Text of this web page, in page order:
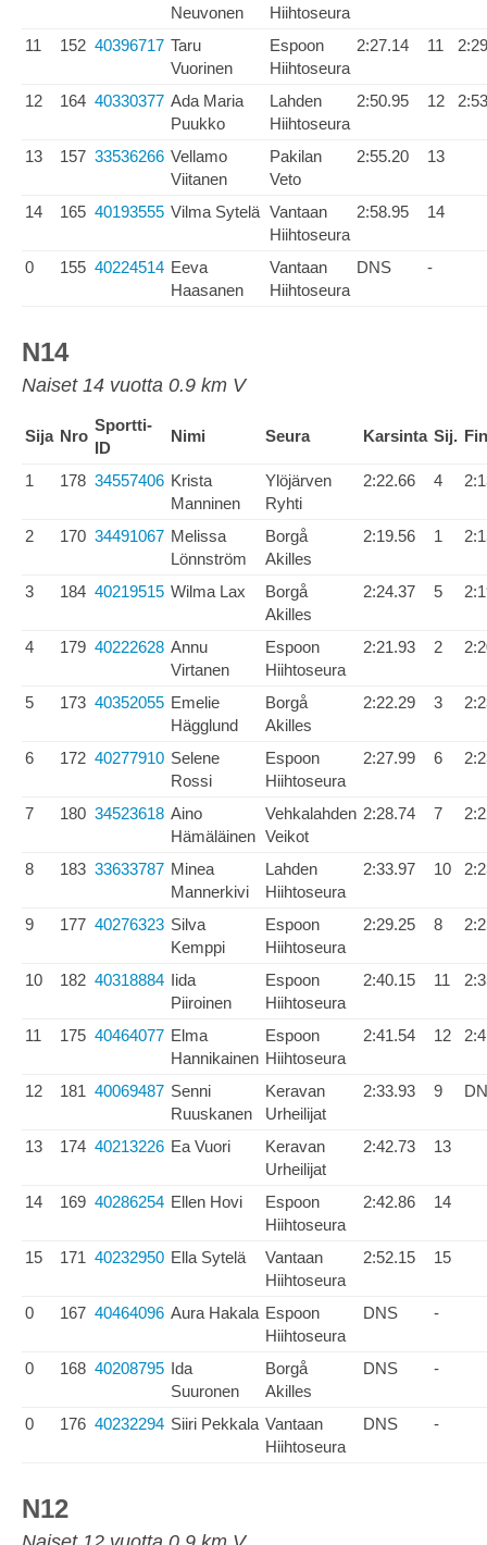
Neuvonen
Hiihtoseura
11 152 40396717 Taru
Vuorinen
Espoon
Hiihtoseura
2:27.14 11
12 164 40330377 Ada Maria
Puukko
Lahden
Hiihtoseura
2:50.95 12
13 157 33536266 Vellamo
Viitanen
Pakilan
Veto
2:55.20 13
14 165 40193555 Vilma Sytelä Vantaan
Hiihtoseura
2:58.95 14
0 155 40224514 Eeva
Haasanen
Vantaan
Hiihtoseura
DNS -
N14
Naiset 14 vuotta 0.9 km V
Sija Nro
Sportti-
ID
Nimi Seura Karsinta Sij.
1 178 34557406 Krista
Manninen
Ylöjärven
Ryhti
2:22.66 4
2 170 34491067 Melissa
Lönnström
Borgå
Akilles
2:19.56 1
3 184 40219515 Wilma Lax
Borgå
Akilles
2:24.37 5
4 179 40222628 Annu
Virtanen
Espoon
Hiihtoseura
2:21.93 2
5 173 40352055 Emelie
Hägglund
Borgå
Akilles
2:22.29 3
6 172 40277910 Selene
Rossi
Espoon
Hiihtoseura
2:27.99 6
7 180 34523618 Aino
Hämäläinen
Vehkalahden
Veikot
2:28.74 7
8 183 33633787 Minea
Mannerkivi
Lahden
Hiihtoseura
2:33.97 10
9 177 40276323 Silva
Kemppi
Espoon
Hiihtoseura
2:29.25 8
10 182 40318884 Iida
Piiroinen
Espoon
Hiihtoseura
2:40.15 11
11 175 40464077 Elma
Hannikainen
Espoon
Hiihtoseura
2:41.54 12
12 181 40069487 Senni
Ruuskanen
Keravan
Urheilijat
2:33.93 9
13 174 40213226 Ea Vuori
Keravan
Urheilijat
2:42.73 13
14 169 40286254 Ellen Hovi
Espoon
Hiihtoseura
2:42.86 14
15 171 40232950 Ella Sytelä
Vantaan
Hiihtoseura
2:52.15 15
0 167 40464096 Aura Hakala Espoon
Hiihtoseura
DNS -
0 168 40208795 Ida
Suuronen
Borgå
Akilles
DNS -
0 176 40232294 Siiri Pekkala Vantaan
Hiihtoseura
DNS -
N12